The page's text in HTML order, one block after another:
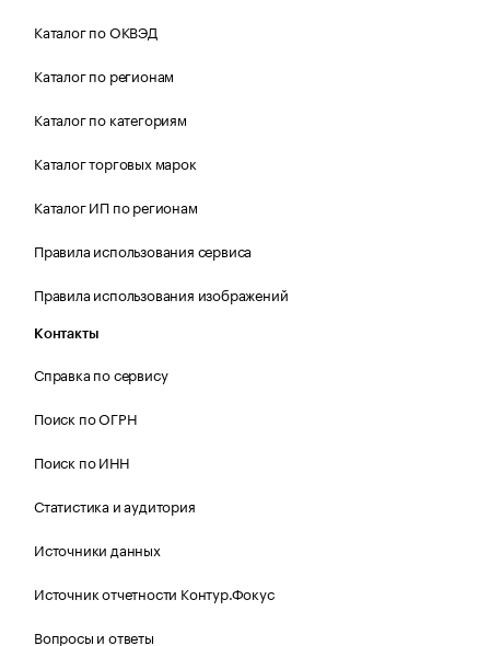
Каталог по ОКВЭД
Каталог по регионам
Каталог по категориям
Каталог торговых марок
Каталог ИП по регионам
Правила использования сервиса
Правила использования изображений
Контакты
Справка по сервису
Поиск по ОГРН
Поиск по ИНН
Статистика и аудитория
Источники данных
Источник отчетности Контур.Фокус
Вопросы и ответы